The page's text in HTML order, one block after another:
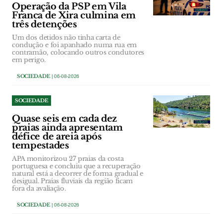
Operação da PSP em Vila
Franca de Xira culmina em
três detenções
Um dos detidos não tinha carta de
condução e foi apanhado numa rua em
contramão, colocando outros condutores
em perigo.
SOCIEDADE| 06-08-2026
SOCIEDADE
Quase seis em cada dez
praias ainda apresentam
défice de areia após
tempestades
APA monitorizou 27 praias da costa
portuguesa e concluiu que a recuperação
natural está a decorrer de forma gradual e
desigual. Praias fluviais da região ficam
fora da avaliação.
SOCIEDADE| 06-08-2026